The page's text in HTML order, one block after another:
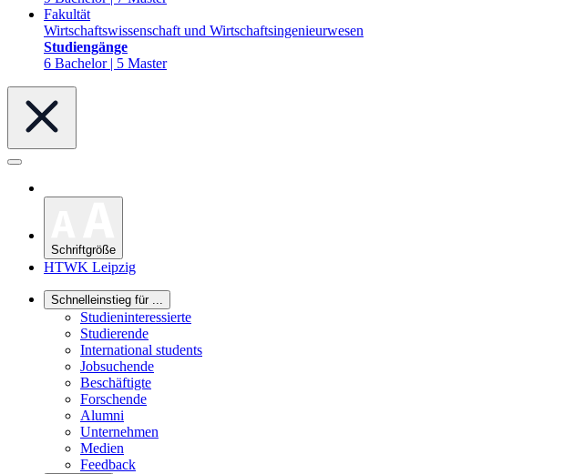
Fakultät
Wirtschaftswissenschaft und Wirtschaftsingenieurwesen
Studiengänge
6 Bachelor | 5 Master
Schriftgröße
HTWK Leipzig
Schnelleinstieg für ...
Studieninteressierte
Studierende
International students
Jobsuchende
Beschäftigte
Forschende
Alumni
Unternehmen
Medien
Feedback